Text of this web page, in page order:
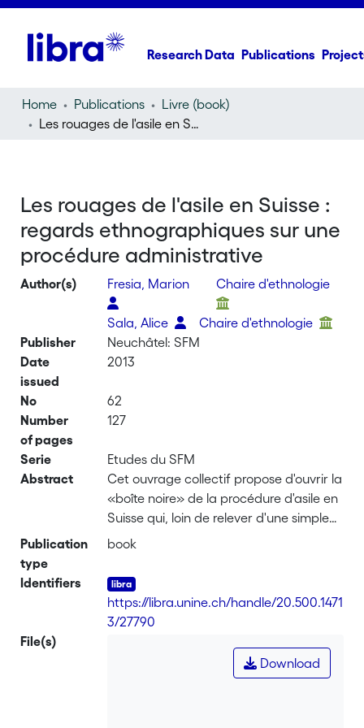
Research Data Publications
Home Publications
Livre (book)
Les rouages de l'asile en Suisse : regards ethnographiques sur une procédure administrative
Les rouages de l'asile en Suisse :
regards ethnographiques sur une
procédure administrative
Author(s) Fresia, Marion Chaire d'ethnologie
Sala, Alice
Chaire d'ethnologie
Publisher
Neuchâtel: SFM
Date
issued
2013
No
62
Number
of pages
127
Serie
Etudes du SFM
Abstract
Cet ouvrage collectif propose d'ouvrir la
«boîte noire» de la procédure d'asile en
Suisse qui, loin de relever d'une simple
application mécanique de la loi,
par une diversité d'hommes et de
femmes. A partir d'enquêtes
ethnographiques menées par des
Neuchâtel, il aborde trois types
d'acteurs qui participent à la fabrique
Publication
type
book
Identifiers
https://libra.unine.ch/handle/20.500.1471
3/27790
File(s)
Download